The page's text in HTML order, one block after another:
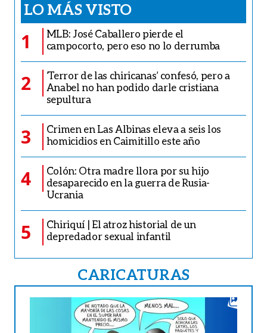
LO MÁS VISTO
1
MLB: José Caballero pierde el
campocorto, pero eso no lo derrumba
2
‘Terror de las chiricanas’ confesó, pero a
Anabel no han podido darle cristiana
sepultura
3
Crimen en Las Albinas eleva a seis los
homicidios en Caimitillo este año
4
Colón: Otra madre llora por su hijo
desaparecido en la guerra de Rusia-
Ucrania
5
Chiriquí | El atroz historial de un
depredador sexual infantil
CARICATURAS